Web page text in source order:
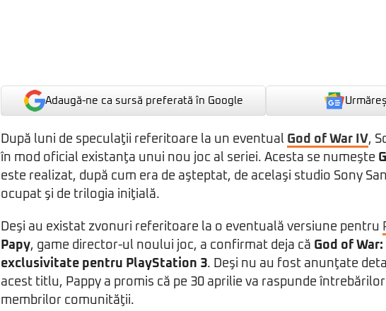
Adaugă-ne ca sursă preferată în Google
După luni de speculaţii referitoare la un eventual God of War IV,
în mod oficial existanţa unui nou joc al seriei. Acesta se numeşte
este realizat, după cum era de aşteptat, de acelaşi studio Sony
ocupat şi de trilogia iniţială.
Deşi au existat zvonuri referitoare la o eventuală versiune pentru
Papy, game director-ul noului joc, a confirmat deja că God of
exclusivitate pentru PlayStation 3. Deşi nu au fost anunţate
acest titlu, Pappy a promis că pe 30 aprilie va raspunde
membrilor comunităţii.